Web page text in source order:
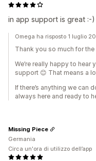
in app support is great :-)
Omega ha risposto 1 luglio
Thank you so much for the 4
We’re really happy to hear
support 😊 That means a
If there’s anything we can
always here and ready to
Missing Piece
Germania
Circa un'ora di utilizzo dell’app